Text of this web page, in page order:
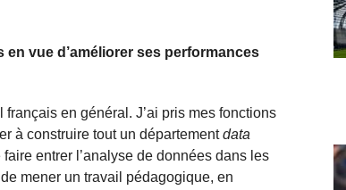
en vue d’améliorer ses performances
en général. J’ai pris mes fonctions
à construire tout un départementdata
entrer l’analyse de données dans les
mener un travail pédagogique, en